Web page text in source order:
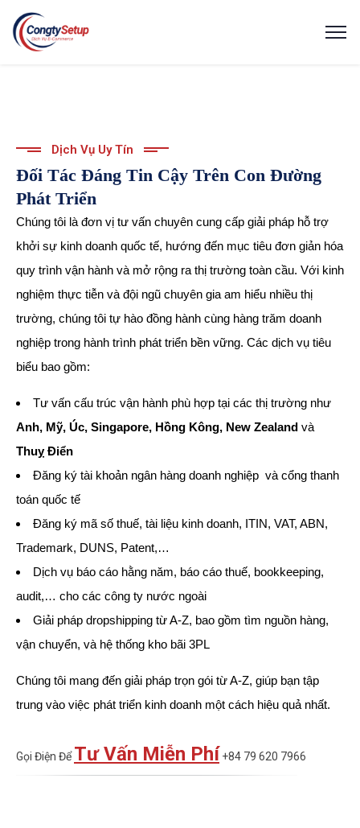
Dịch Vụ Uy Tín
Đối Tác Đáng Tin Cậy Trên Con Đường
Phát Triển
Chúng tôi là đơn vị tư vấn chuyên cung cấp giải pháp hỗ trợ
khởi sự kinh doanh quốc tế, hướng đến mục tiêu đơn giản hóa
quy trình vận hành và mở rộng ra thị trường toàn cầu. Với kinh
nghiệm thực tiễn và đội ngũ chuyên gia am hiểu nhiều thị
trường, chúng tôi tự hào đồng hành cùng hàng trăm doanh
nghiệp trong hành trình phát triển bền vững. Các dịch vụ tiêu
biểu bao gồm:
Tư vấn cấu trúc vận hành phù hợp tại các thị trường như
Anh, Mỹ, Úc, Singapore, Hồng Kông, New Zealand và
Thuỵ Điển
Đăng ký tài khoản ngân hàng doanh nghiệp và cổng thanh
toán quốc tế
Đăng ký mã số thuế, tài liệu kinh doanh, ITIN, VAT, ABN,
Trademark, DUNS, Patent,…
Dịch vụ báo cáo hằng năm, báo cáo thuế, bookkeeping,
audit,… cho các công ty nước ngoài
Giải pháp dropshipping từ A-Z, bao gồm tìm nguồn hàng,
vận chuyển, và hệ thống kho bãi 3PL
Chúng tôi mang đến giải pháp trọn gói từ A-Z, giúp bạn tập
trung vào việc phát triển kinh doanh một cách hiệu quả nhất.
Gọi Điện ĐểTư Vấn Miễn Phí +84 79 620 7966